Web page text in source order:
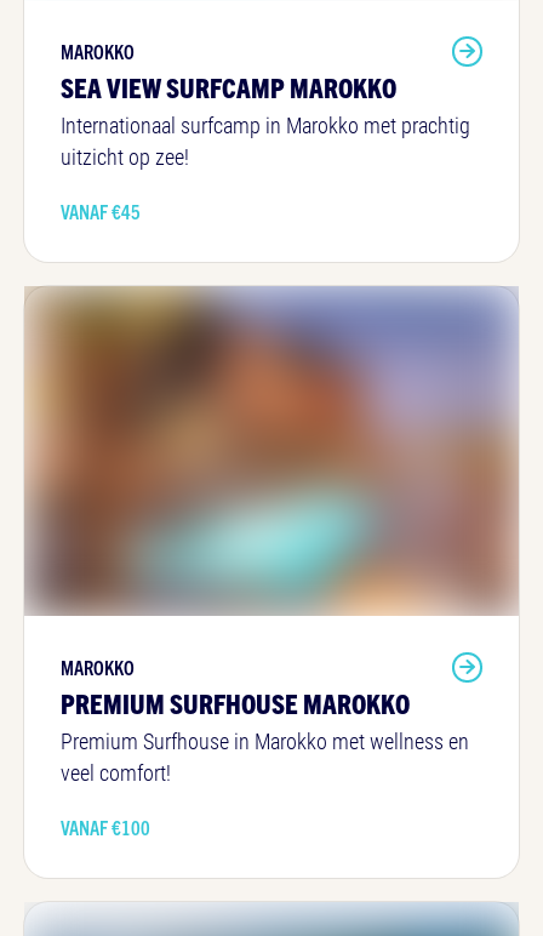
MAROKKO
SEA VIEW SURFCAMP MAROKKO
Internationaal surfcamp in Marokko met prachtig
uitzicht op zee!
VANAF €45
MAROKKO
PREMIUM SURFHOUSE MAROKKO
Premium Surfhouse in Marokko met wellness en
veel comfort!
VANAF €100